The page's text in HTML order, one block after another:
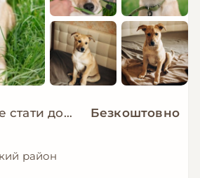
Цуцик Буч хоче стати домашнім! Безкоштовно
район